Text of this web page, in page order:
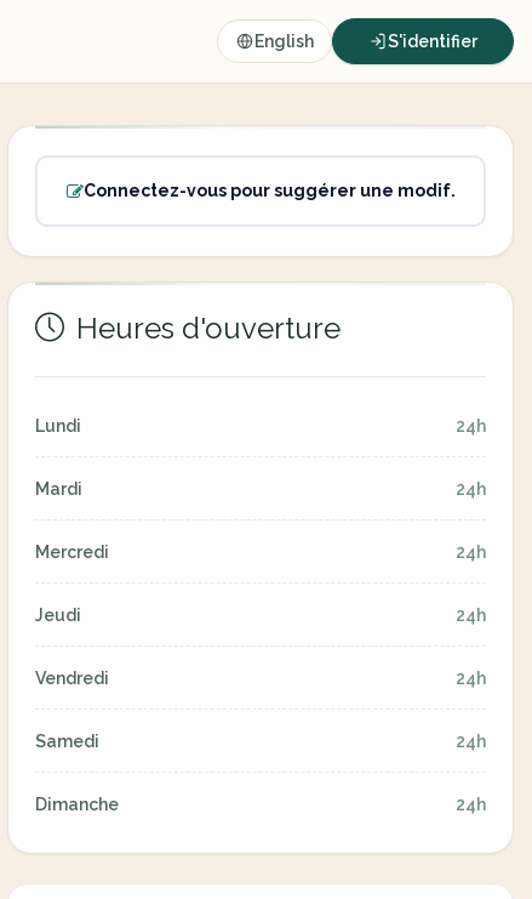
English S'identifier
Connectez-vous pour suggérer une modif.
Heures d'ouverture
Lundi 24h
Mardi 24h
Mercredi 24h
Jeudi 24h
Vendredi 24h
Samedi 24h
Dimanche 24h